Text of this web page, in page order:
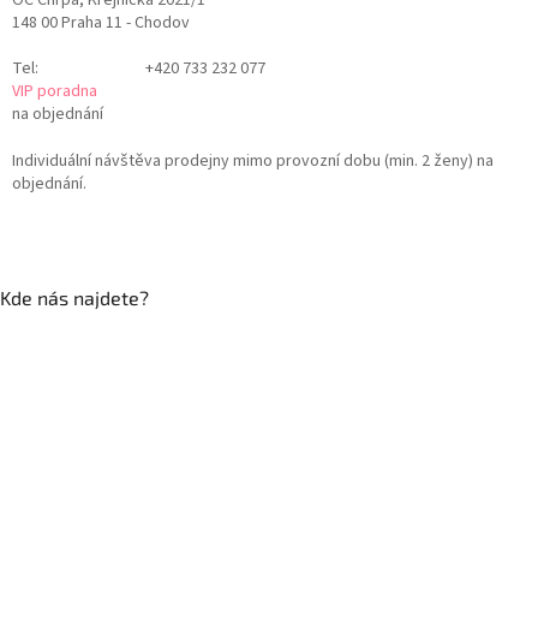
148 00 Praha 11 - Chodov
Tel:
+420 733 232 077
VIP poradna
na objednání
Individuální návštěva prodejny mimo provozní dobu (min. 2 ženy) na
objednání.
Kde nás najdete?